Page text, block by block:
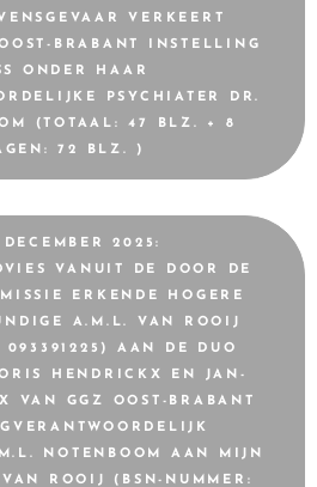
VERKEERT
BRABANT INSTELLING
ONDER HAAR
PSYCHIATER DR.
(TOTAAL: 47 BLZ. + 8
72 BLZ. )
DECEMBER 2025:
VANUIT DE DOOR DE
ERKENDE HOGERE
A.M.L. VAN ROOIJ
093391225) AAN DE DUO
HENDRICKX EN JAN-
VAN GGZ OOST-BRABANT
NOTENBOOM AAN MIJN
ROOIJ (BSN-NUMMER: